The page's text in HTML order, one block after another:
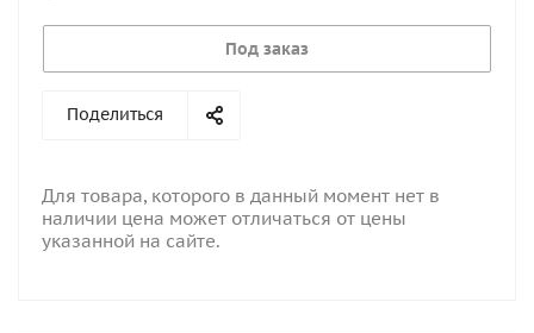
Под заказ
Поделиться
Для товара, которого в данный момент нет в
наличии цена может отличаться от цены
указанной на сайте.